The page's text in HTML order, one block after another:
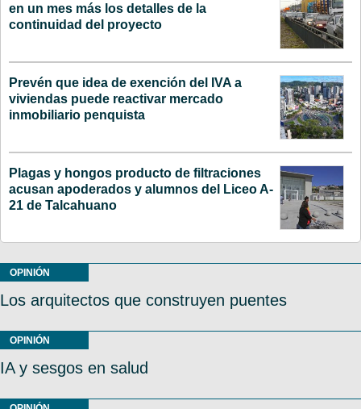
en un mes más los detalles de la
continuidad del proyecto
Prevén que idea de exención del IVA a
viviendas puede reactivar mercado
inmobiliario penquista
Plagas y hongos producto de filtraciones
acusan apoderados y alumnos del Liceo A-
21 de Talcahuano
OPINIÓN
Los arquitectos que construyen puentes
OPINIÓN
IA y sesgos en salud